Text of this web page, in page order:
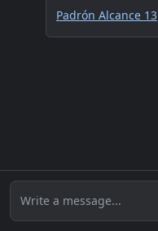
Padrón Alcance 13
Write a message...